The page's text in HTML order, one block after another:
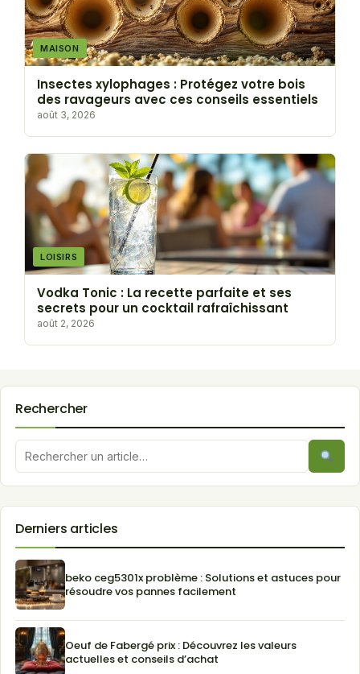
MAISON
Insectes xylophages : Protégez votre bois
des ravageurs avec ces conseils essentiels
août 3, 2026
LOISIRS
Vodka Tonic : La recette parfaite et ses
secrets pour un cocktail rafraîchissant
août 2, 2026
Rechercher
Derniers articles
beko ceg5301x problème : Solutions et astuces pour
résoudre vos pannes facilement
Oeuf de Fabergé prix : Découvrez les valeurs
actuelles et conseils d’achat